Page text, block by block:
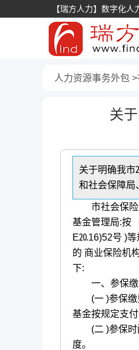
【瑞方人力】数字化
人力资源事务外包
关
关于明确我
和社会保障局
市社会保险基
基金管理局:按
E⒛16)52号 )等
的 商业保险机
下:
一、参保缴
(一 )参保缴
基金按规定支
(二 )参保时间
度。